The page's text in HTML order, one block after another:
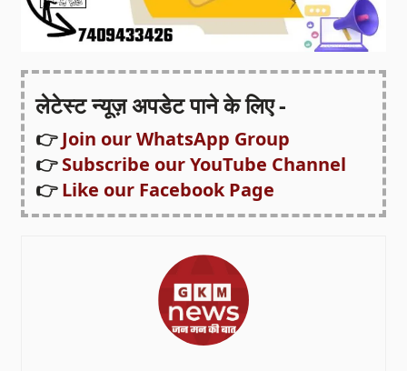
लेटेस्ट न्यूज़ अपडेट पाने के लिए -
👉Join our WhatsApp Group
👉Subscribe our YouTube Channel
👉Like our Facebook Page